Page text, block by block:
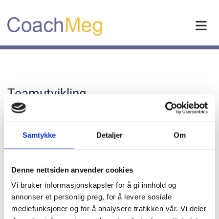
Samtykke Detaljer Om
Denne nettsiden anvender cookies
Vi bruker informasjonskapsler for å gi innhold og
annonser et personlig preg, for å levere sosiale
mediefunksjoner og for å analysere trafikken vår. Vi deler
Teamutvikling
Det er utfordrende å få team til å fungere godt - og profesjonell
produktivitet i teamet. Utvikling av team handler om å skape
en felles forståelse for hvilken kommunikasjon som fremmer
Teamutvikling har som mål å optimalisere samarbeidet og teamet
velger selv hvor mange samlinger de behøver etter den første